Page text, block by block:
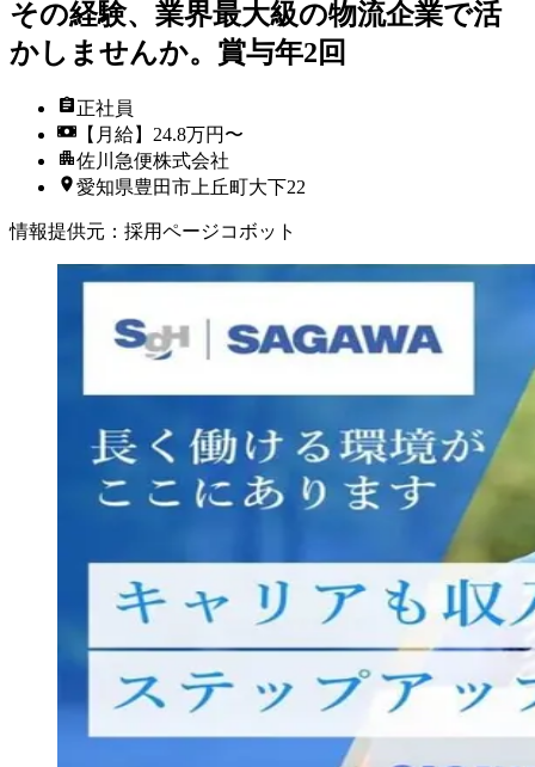
その経験、業界最大級の物流企業で活
かしませんか。賞与年2回
正社員
【月給】24.8万円〜
佐川急便株式会社
愛知県豊田市上丘町大下22
情報提供元 ： 採用ページコボット